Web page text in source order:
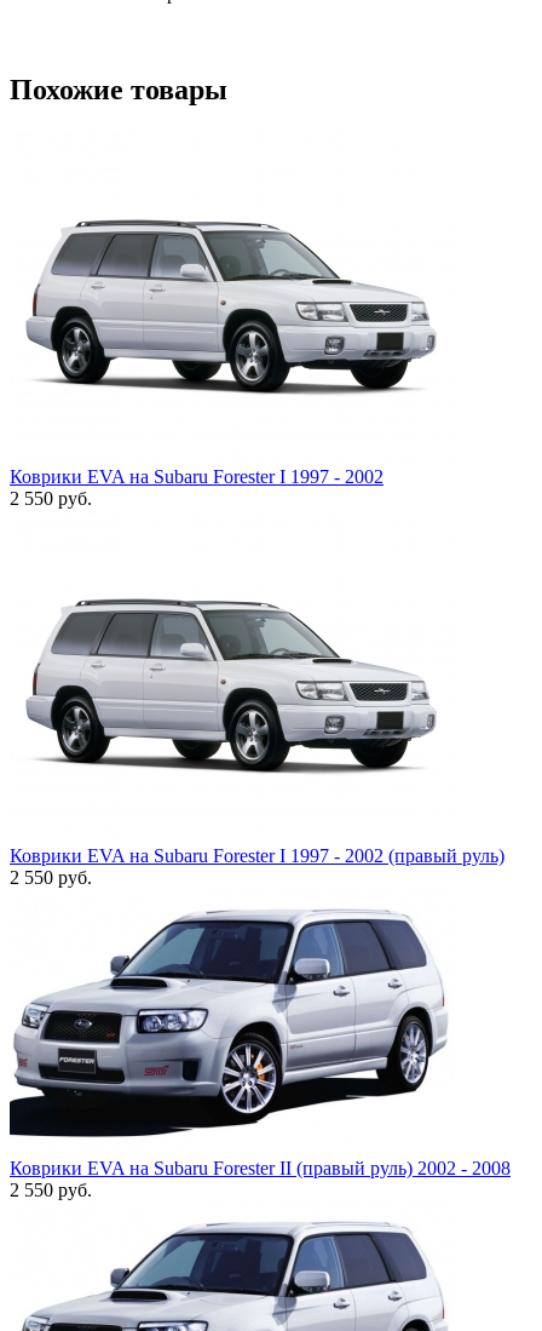
Похожие товары
Коврики EVA на Subaru Forester I 1997 - 2002
2 550 руб.
Коврики EVA на Subaru Forester I 1997 - 2002 (правый руль)
2 550 руб.
Коврики EVA на Subaru Forester II (правый руль) 2002 - 2008
2 550 руб.